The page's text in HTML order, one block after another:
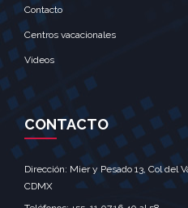
Contacto
Centros vacacionales
Videos
CONTACTO
Dirección: Mier y Pesado 13, Col del
CDMX‎